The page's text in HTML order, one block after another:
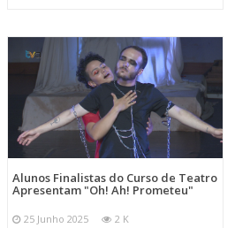
Alunos Finalistas do Curso de Teatro
Apresentam "Oh! Ah! Prometeu"
25 Junho 2025 2 K